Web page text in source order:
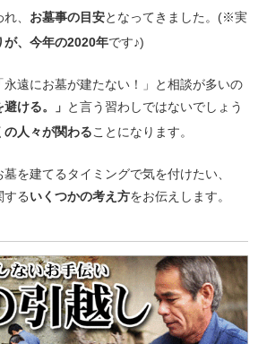
、 お墓事の目安となってきました。(※実
が、今年の2020年です♪)
遠にお墓が建たない！」と相談が多いの
ける。」 と言う習わしではないでしょう
の人々が関わることになります。
を建てるタイミングで気を付けたい、
するいくつかの考え方をお伝えします。